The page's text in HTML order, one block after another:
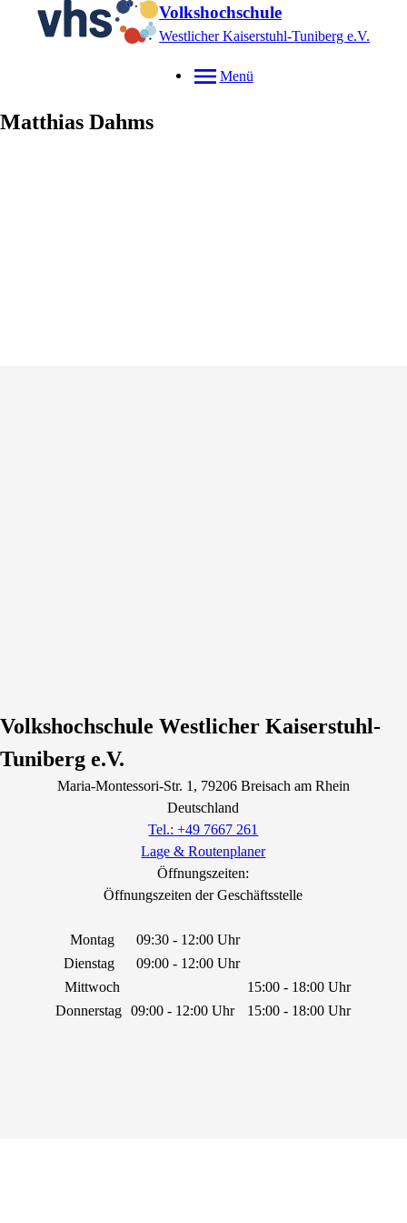
Volkshochschule
Westlicher Kaiserstuhl-Tuniberg e.V.
Menü
Matthias Dahms
Volkshochschule Westlicher Kaiserstuhl-
Tuniberg e.V.
Maria-Montessori-Str. 1 , 79206 Breisach am Rhein
Deutschland
Tel.: +49 7667 261
Lage & Routenplaner
Öffnungszeiten:
Öffnungszeiten der Geschäftsstelle
Montag
09:30 - 12:00 Uhr
Dienstag
09:00 - 12:00 Uhr
Mittwoch
15:00 - 18:00 Uhr
Donnerstag
09:00 - 12:00 Uhr 15:00 - 18:00 Uhr